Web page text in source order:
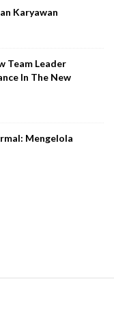
Karyawan
Team Leader
In The New
Mengelola